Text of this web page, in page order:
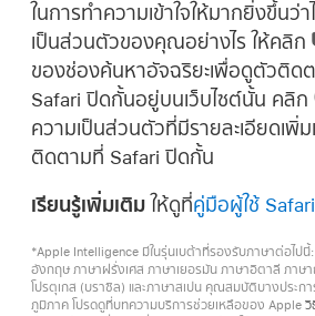
ในการทำความเข้าใจให้มากยิ่งขึ้น
เป็นส่วนตัวของคุณอย่างไร ให้คลิก
ของช่องค้นหาอัจฉริยะเพื่อดูตัวติด
Safari ปิดกั้นอยู่บนเว็บไซต์นั้น คลิก
ความเป็นส่วนตัวที่มีรายละเอียดเพิ่
ติดตามที่ Safari ปิดกั้น
เรียนรู้เพิ่มเติม ให้ดูที่คู่มือผู้ใช้ Safari
*Apple Intelligence มีในรุ่นเบต้าที่รองรับภาษาต่อไป
อังกฤษ ภาษาฝรั่งเศส ภาษาเยอรมัน ภาษาอิตาลี ภาษ
โปรตุเกส (บราซิล) และภาษาสเปน คุณสมบัติบางประก
ภูมิภาค โปรดดูที่บทความบริการช่วยเหลือของ Apple วิ